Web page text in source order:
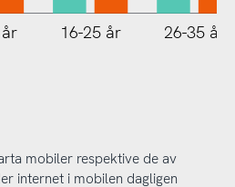
16-25 år 26-35 år
mobiler respektive de av
internet i mobilen dagligen